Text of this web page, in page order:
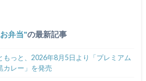
お弁当 の最新記事
もっと、2026年8月5日より「プレミアム
カレー」を発売